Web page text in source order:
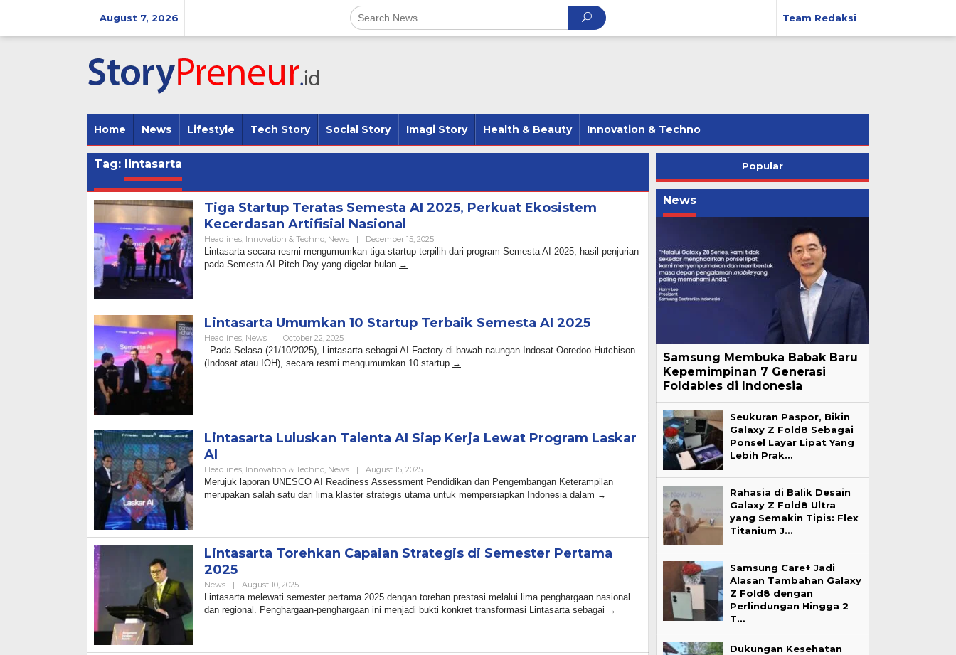
August 7, 2026 Team Redaksi
Home News Lifestyle Tech Story Social Story Imagi Story Health & Beauty Innovation & Techno
Tag: lintasarta
Tiga Startup Teratas Semesta AI 2025, Perkuat Ekosistem
Kecerdasan Artifisial Nasional
Headlines, Innovation & Techno, News | December 15, 2025By
Admin
Lintasarta secara resmi mengumumkan tiga startup terpilih dari program Semesta AI 2025, hasil penjurian
pada Semesta AI Pitch Day yang digelar bulan
Lintasarta Umumkan 10 Startup Terbaik Semesta AI 2025
Headlines, News | October 22, 2025By
Admin
Pada Selasa (21/10/2025), Lintasarta sebagai AI Factory di bawah naungan Indosat Ooredoo Hutchison
(Indosat atau IOH), secara resmi mengumumkan 10 startup
Lintasarta Luluskan Talenta AI Siap Kerja Lewat Program Laskar
AI
Headlines, Innovation & Techno, News | August 15, 2025By
Admin
Merujuk laporan UNESCO AI Readiness Assessment Pendidikan dan Pengembangan Keterampilan
merupakan salah satu dari lima klaster strategis utama untuk mempersiapkan Indonesia dalam
Lintasarta Torehkan Capaian Strategis di Semester Pertama
2025
News | August 10, 2025By
Admin
Lintasarta melewati semester pertama 2025 dengan torehan prestasi melalui lima penghargaan nasional
dan regional. Penghargaan-penghargaan ini menjadi bukti konkret transformasi Lintasarta sebagai
Popular
News
Samsung Membuka Babak Baru
Kepemimpinan 7 Generasi
Foldables di Indonesia
Seukuran Paspor, Bikin
Galaxy Z Fold8 Sebagai
Ponsel Layar Lipat Yang
Lebih Prak…
Rahasia di Balik Desain
Galaxy Z Fold8 Ultra
yang Semakin Tipis: Flex
Titanium J…
Samsung Care+ Jadi
Alasan Tambahan Galaxy
Z Fold8 dengan
Perlindungan Hingga 2
T…
Dukungan Kesehatan